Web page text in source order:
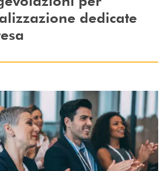
dedicate
per partecipare a fiere ed eventi